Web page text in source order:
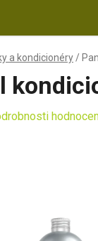
a kondicionéry /